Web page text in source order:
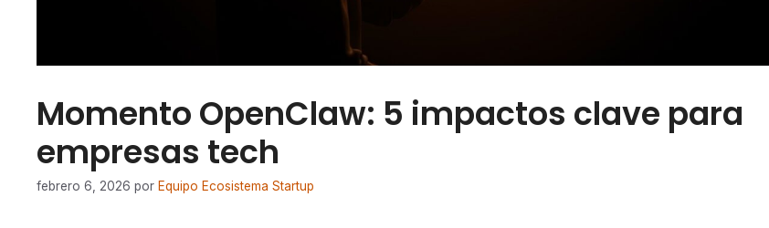
Momento OpenClaw: 5 impactos clave para
empresas tech
febrero 6, 2026 por Equipo Ecosistema Startup